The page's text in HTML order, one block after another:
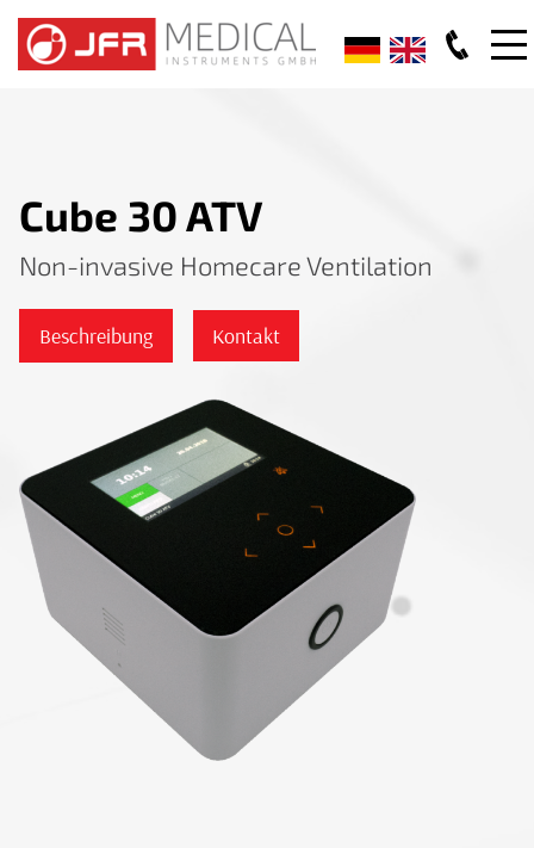
Cube 30 ATV
Non-invasive Homecare Ventilation
Beschreibung Kontakt